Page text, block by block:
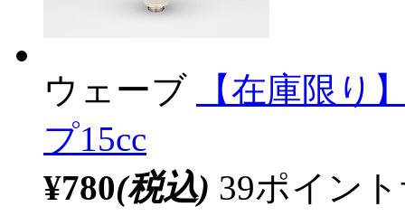
ウェーブ
【在庫限り
プ15cc
¥780(税込) 39ポイン